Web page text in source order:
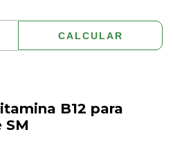
CALCULAR
B12 para
SM